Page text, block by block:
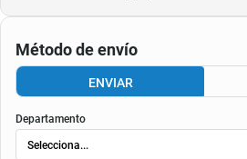
Método de envío
ENVIAR
Departamento